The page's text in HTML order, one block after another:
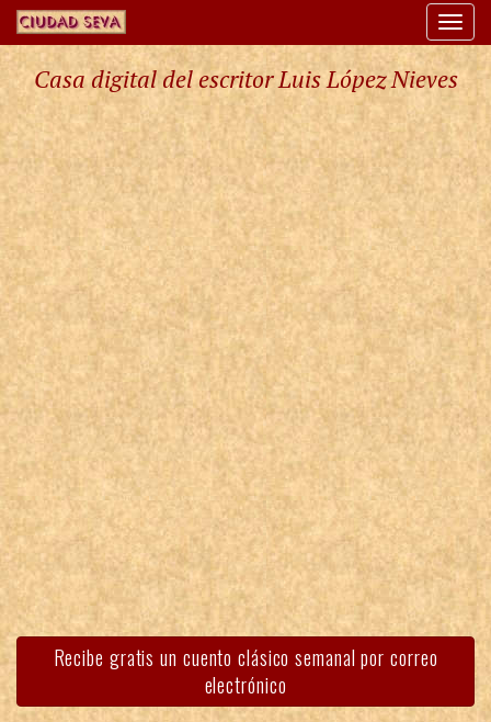
Casa digital del escritor Luis López Nieves
Recibe gratis un cuento clásico semanal por correo
electrónico